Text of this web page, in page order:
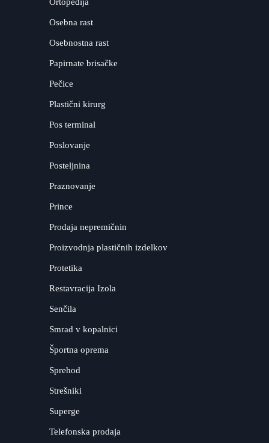
Osebna rast
Osebnostna rast
Papirnate brisačke
Pečice
Plastični kirurg
Pos terminal
Poslovanje
Posteljnina
Praznovanje
Prince
Prodaja nepremičnin
Proizvodnja plastičnih izdelkov
Protetika
Restavracija Izola
Senčila
Smrad v kopalnici
Športna oprema
Sprehod
Strešniki
Superge
Telefonska prodaja